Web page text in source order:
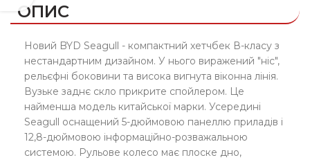
ОПИС
Новий BYD Seagull - компактний хетчбек В-класу з
нестандартним дизайном. У нього виражений "ніс",
рельєфні боковини та висока вигнута віконна лінія.
Вузьке заднє скло прикрите спойлером. Це
найменша модель китайської марки. Усередині
Seagull оснащений 5-дюймовою панеллю приладів і
12,8-дюймовою інформаційно-розважальною
системою. Рульове колесо має плоске дно,